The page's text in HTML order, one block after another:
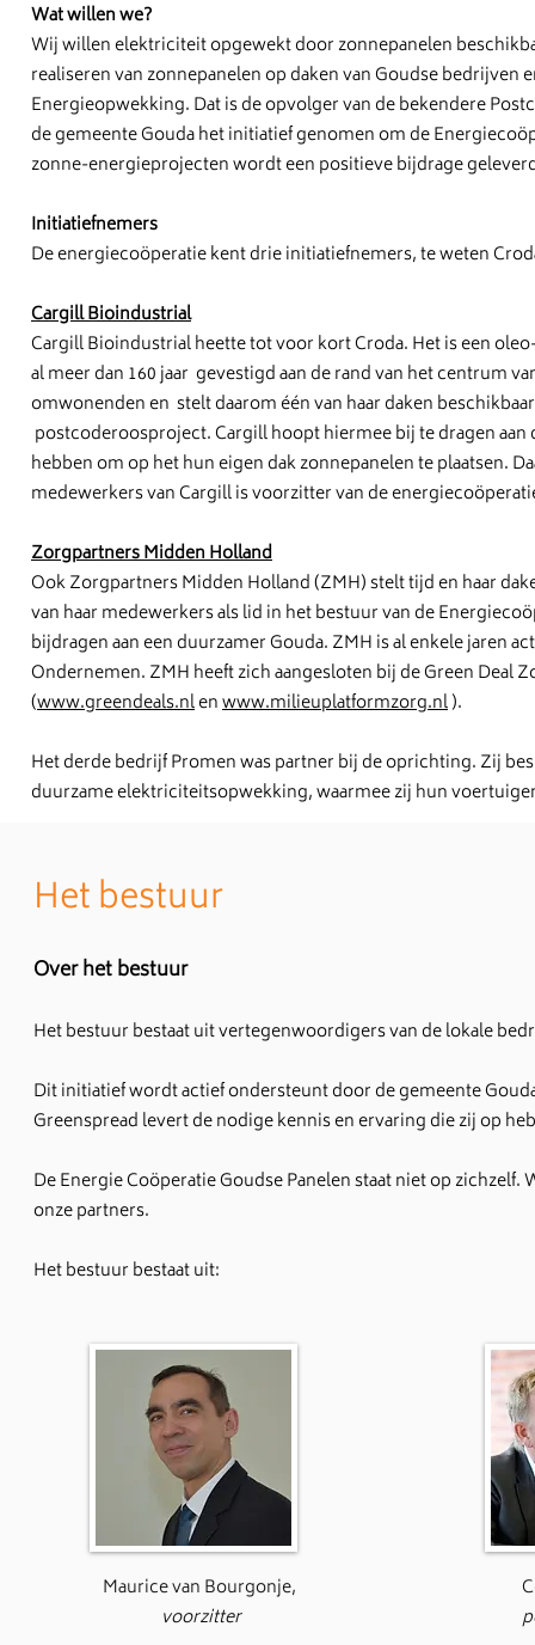
Wat willen we?
Wij willen elektriciteit opgewekt door zonnepanelen
realiseren van zonnepanelen op daken van Goudse bedrijven
Energieopwekking. Dat is de opvolger van de bekendere
de gemeente Gouda het initiatief genomen om de
zonne-energieprojecten wordt een positieve bijdrage
Initiatiefnemers
De energiecoöperatie kent drie initiatiefnemers, te weten
Cargill Bioindustrial
Cargill Bioindustrial heette tot voor kort Croda. Het is een
al meer dan 160 jaar gevestigd aan de rand van het centrum
omwonenden en stelt daarom één van haar daken
postcoderoosproject. Cargill hoopt hiermee bij te dragen
hebben om op het hun eigen dak zonnepanelen te plaatsen.
medewerkers van Cargill is voorzitter van de
Zorgpartners Midden Holland
Ook Zorgpartners Midden Holland (ZMH) stelt tijd en haar
van haar medewerkers als lid in het bestuur van de
bijdragen aan een duurzamer Gouda. ZMH is al enkele jaren
Ondernemen. ZMH heeft zich aangesloten bij de Green
(www.greendeals.nlenwww.milieuplatformzorg.nl).
Het derde bedrijf Promen was partner bij de oprichting. Zij
duurzame elektriciteitsopwekking, waarmee zij hun
Het bestuur
Over het bestuur
Het bestuur bestaat uit vertegenwoordigers van de lokale
Dit initiatief wordt actief ondersteunt door de gemeente
Greenspread levert de nodige kennis en ervaring die zij op
De Energie Coöperatie Goudse Panelen staat niet op
onze partners.
Het bestuur bestaat uit:
Maurice van Bourgonje,
voorzitter